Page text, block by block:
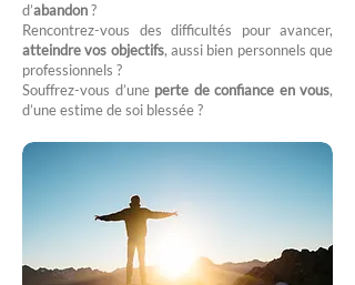
d’abandon?
Rencontrez-vous des difficultés pour avancer,
atteindre vos objectifs, aussi bien personnels que
professionnels ?
Souffrez-vous d’une perte de confiance en vous,
d’une estime de soi blessée ?​​